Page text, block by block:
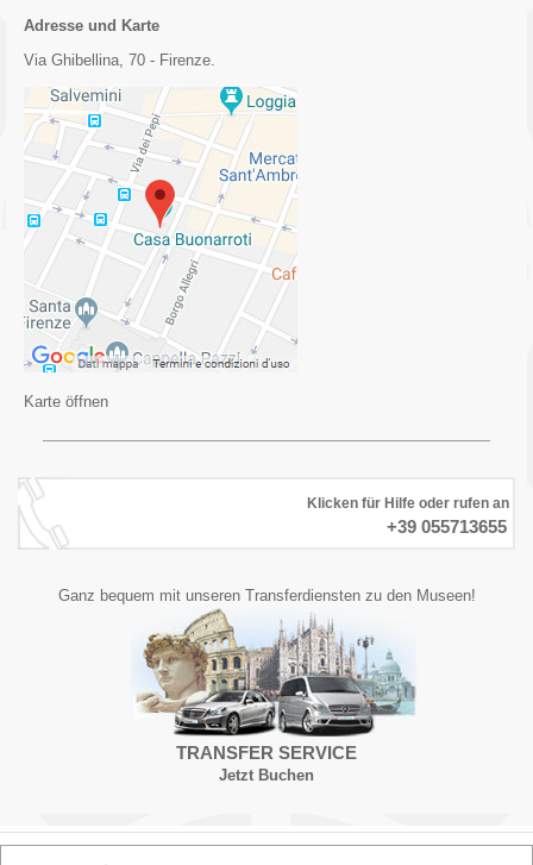
Adresse und Karte
Via Ghibellina, 70 - Firenze.
Karte öffnen
Klicken für Hilfe oder rufen an
+39 055713655
Ganz bequem mit unseren Transferdiensten zu den Museen!
TRANSFER SERVICE
Jetzt Buchen